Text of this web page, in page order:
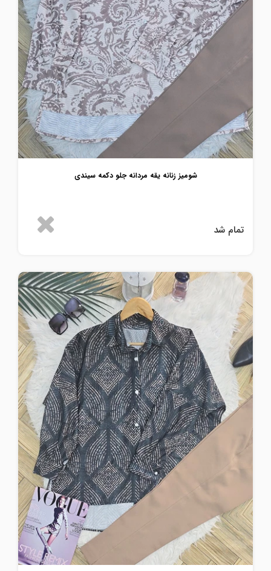
شومیز زنانه یقه مردانه جلو دکمه سیندی
تمام شد